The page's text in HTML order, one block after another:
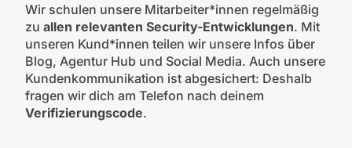
Wir schulen unsere Mitarbeiter*innen regelmäßig
zu allen relevanten Security-Entwicklungen. Mit
unseren Kund*innen teilen wir unsere Infos über
Blog, Agentur Hub und Social Media. Auch unsere
Kundenkommunikation ist abgesichert: Deshalb
fragen wir dich am Telefon nach deinem
Verifizierungscode.